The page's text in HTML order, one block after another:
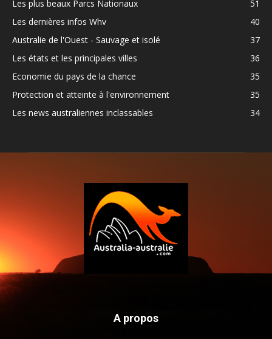
Les plus beaux Parcs Nationaux
51
Les dernières infos Whv
40
Australie de l'Ouest - Sauvage et isolé
37
Les états et les principales villes
36
Economie du pays de la chance
35
Protection et atteinte à l'environnement
35
Les news australiennes inclassables
34
A propos